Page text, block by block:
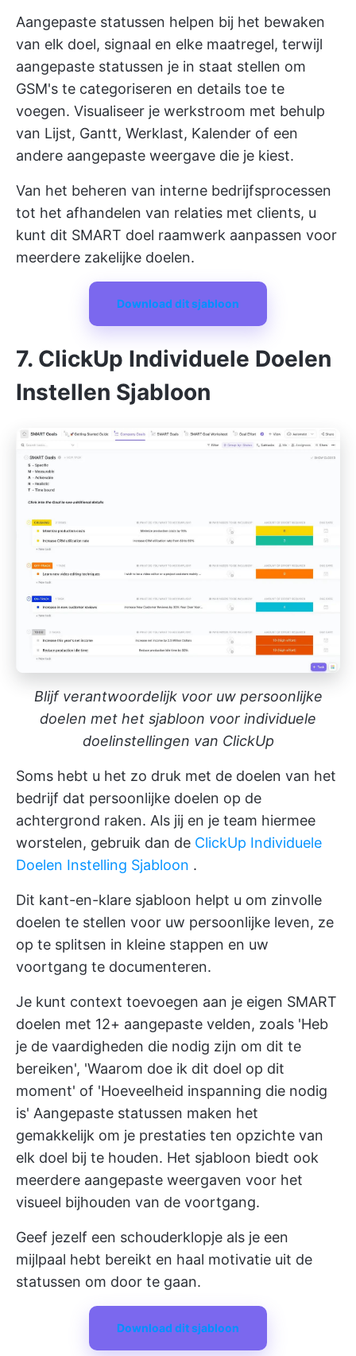
Aangepaste statussen helpen bij het bewaken
van elk doel, signaal en elke maatregel, terwijl
aangepaste statussen je in staat stellen om
GSM's te categoriseren en details toe te
voegen. Visualiseer je werkstroom met behulp
van Lijst, Gantt, Werklast, Kalender of een
andere aangepaste weergave die je kiest.
Van het beheren van interne bedrijfsprocessen
tot het afhandelen van relaties met clients, u
kunt dit SMART doel raamwerk aanpassen voor
meerdere zakelijke doelen.
Download dit sjabloon
7. ClickUp Individuele Doelen
Instellen Sjabloon
Blijf verantwoordelijk voor uw persoonlijke
doelen met het sjabloon voor individuele
doelinstellingen van ClickUp
Soms hebt u het zo druk met de doelen van het
bedrijf dat persoonlijke doelen op de
achtergrond raken. Als jij en je team hiermee
worstelen, gebruik dan de ClickUp Individuele
Doelen Instelling Sjabloon .
Dit kant-en-klare sjabloon helpt u om zinvolle
doelen te stellen voor uw persoonlijke leven, ze
op te splitsen in kleine stappen en uw
voortgang te documenteren.
Je kunt context toevoegen aan je eigen SMART
doelen met 12+ aangepaste velden, zoals 'Heb
je de vaardigheden die nodig zijn om dit te
bereiken', 'Waarom doe ik dit doel op dit
moment' of 'Hoeveelheid inspanning die nodig
is' Aangepaste statussen maken het
gemakkelijk om je prestaties ten opzichte van
elk doel bij te houden. Het sjabloon biedt ook
meerdere aangepaste weergaven voor het
visueel bijhouden van de voortgang.
Geef jezelf een schouderklopje als je een
mijlpaal hebt bereikt en haal motivatie uit de
statussen om door te gaan.
Download dit sjabloon